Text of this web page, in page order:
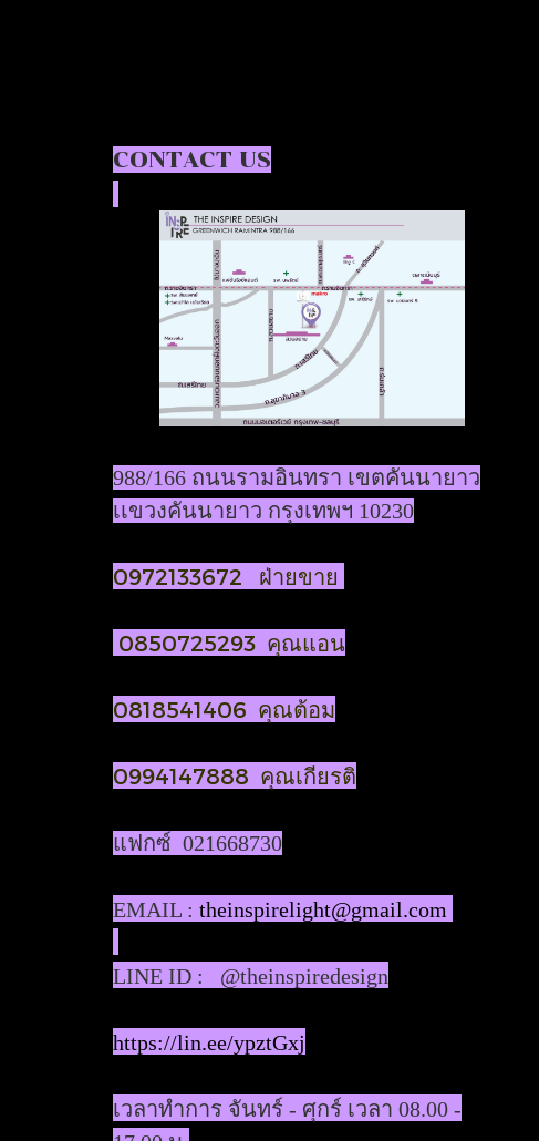
CONTACT US
988/166 ถนนรามอินทรา เขตคันนายาว
เเขวงคันนายาว กรุงเทพฯ 10230
0972133672 ฝ่ายขาย
0850725293 คุณแอน
0818541406 คุณต้อม
0994147888 คุณเกียรติ
แฟกซ์ 021668730
EMAIL : theinspirelight@gmail.com
LINE ID : @theinspiredesign
https://lin.ee/ypztGxj
เวลาทำการ จันทร์ - ศุกร์ เวลา 08.00 -